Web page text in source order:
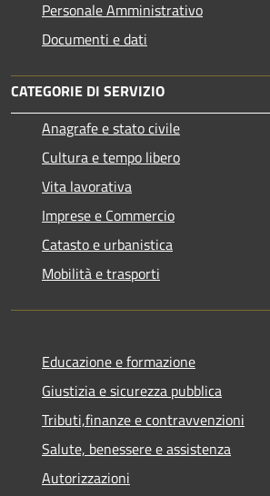
Personale Amministrativo
Documenti e dati
CATEGORIE DI SERVIZIO
Anagrafe e stato civile
Cultura e tempo libero
Vita lavorativa
Imprese e Commercio
Catasto e urbanistica
Mobilità e trasporti
Educazione e formazione
Giustizia e sicurezza pubblica
Tributi,finanze e contravvenzioni
Salute, benessere e assistenza
Autorizzazioni